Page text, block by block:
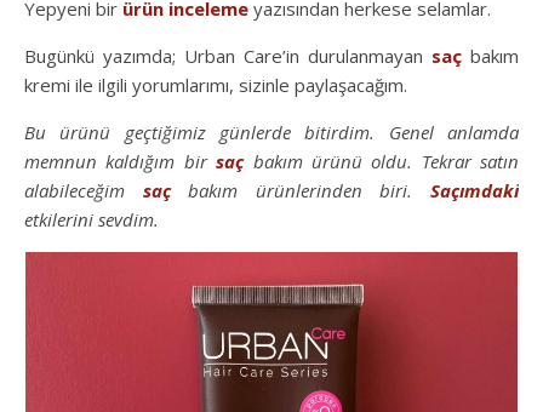
Yepyeni bir ürün inceleme yazısından herkese selamlar.
Bugünkü yazımda; Urban Care’in durulanmayan saç bakım
kremi ile ilgili yorumlarımı, sizinle paylaşacağım.
Bu ürünü geçtiğimiz günlerde bitirdim. Genel anlamda
memnun kaldığım birsaçbakım ürünü oldu. Tekrar satın
alabileceğim saçbakım ürünlerinden biri.Saçımdaki
etkilerini sevdim.